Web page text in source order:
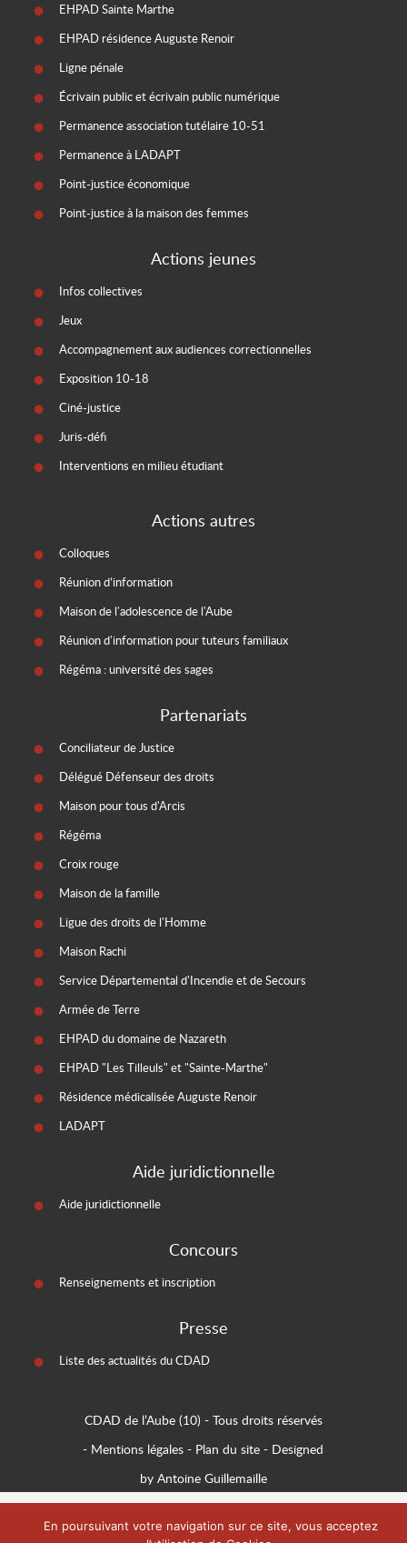
EHPAD Sainte Marthe
EHPAD résidence Auguste Renoir
Ligne pénale
Écrivain public et écrivain public numérique
Permanence association tutélaire 10-51
Permanence à LADAPT
Point-justice économique
Point-justice à la maison des femmes
Actions jeunes
Infos collectives
Jeux
Accompagnement aux audiences correctionnelles
Exposition 10-18
Ciné-justice
Juris-défi
Interventions en milieu étudiant
Actions autres
Colloques
Réunion d’information
Maison de l'adolescence de l'Aube
Réunion d'information pour tuteurs familiaux
Régéma : université des sages
Partenariats
Conciliateur de Justice
Délégué Défenseur des droits
Maison pour tous d'Arcis
Régéma
Croix rouge
Maison de la famille
Ligue des droits de l'Homme
Maison Rachi
Service Départemental d'Incendie et de Secours
Armée de Terre
EHPAD du domaine de Nazareth
EHPAD "Les Tilleuls" et "Sainte-Marthe"
Résidence médicalisée Auguste Renoir
LADAPT
Aide juridictionnelle
Aide juridictionnelle
Concours
Renseignements et inscription
Presse
Liste des actualités du CDAD
CDAD de l’Aube (10) - Tous droits réservés
- Mentions légales - Plan du site - Designed
by Antoine Guillemaille
En poursuivant votre navigation sur ce site, vous acceptez